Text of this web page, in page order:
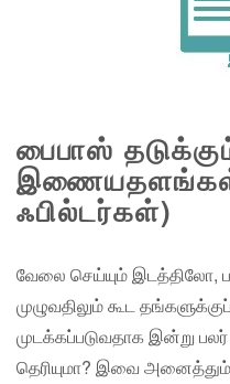
பைபாஸ்
ஃபில்டர்கள்)
வேலை செய்யும் இடத்திலோ,
முழுவதிலும் கூட
முடக்கப்படுவதாக இன்று பலர்
தெரியுமா? இவை